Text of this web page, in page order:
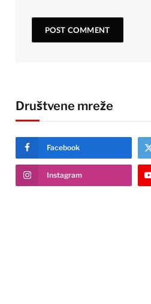
Društvene mreže
Facebook
Instagram